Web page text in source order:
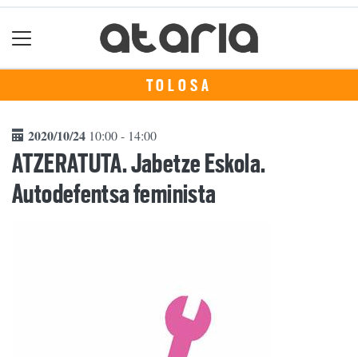
TOLOSA
2020/10/24 10:00 - 14:00
ATZERATUTA. Jabetze Eskola.
Autodefentsa feminista